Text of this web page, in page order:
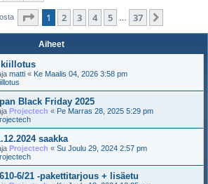
Sivu /37
1 2 3 4 5 37
Aiheet
kiillotus
matti « Ke Maalis 04, 2026 3:58 pm
Black Friday 2025
Projectech « Pe Marras 28, 2025 5:29 pm
saakka
Projectech « Su Joulu 29, 2024 2:57 pm
6/21 -pakettitarjous + lisäetu